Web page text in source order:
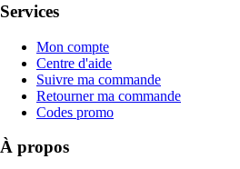
Services
Mon compte
Centre d'aide
Suivre ma commande
Retourner ma commande
Codes promo
À propos